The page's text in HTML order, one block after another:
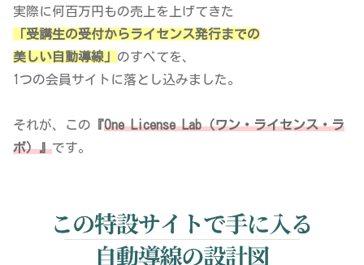
実際に何百万円もの売上を上げてきた
「受講生の受付からライセンス発行までの
美しい自動導線」 のすべてを、
1つの会員サイトに落とし込みました。
それが、この 『One License Lab（ワン・ライセンス・ラ
ボ）』です。